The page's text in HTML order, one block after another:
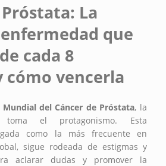
La
que
cada 8
cómo vencerla
Mundial del Cáncer de Próstata, la
toma el protagonismo. Esta
como la más frecuente en
sigue rodeada de estigmas y
aclarar dudas y promover la